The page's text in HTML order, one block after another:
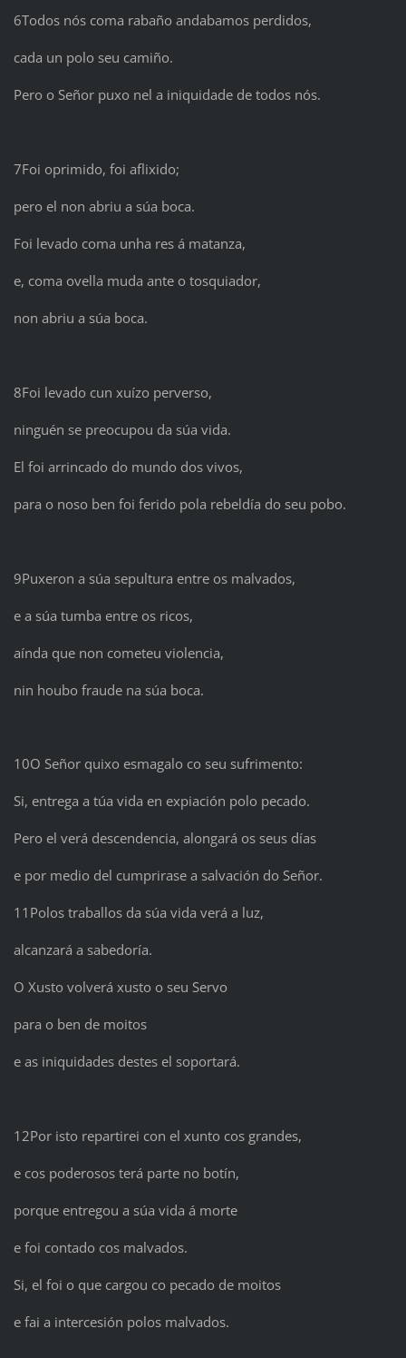
6Todos nós coma rabaño andabamos perdidos,
cada un polo seu camiño.
Pero o Señor puxo nel a iniquidade de todos nós.
7Foi oprimido, foi aflixido;
pero el non abriu a súa boca.
Foi levado coma unha res á matanza,
e, coma ovella muda ante o tosquiador,
non abriu a súa boca.
8Foi levado cun xuízo perverso,
ninguén se preocupou da súa vida.
El foi arrincado do mundo dos vivos,
para o noso ben foi ferido pola rebeldía do seu pobo.
9Puxeron a súa sepultura entre os malvados,
e a súa tumba entre os ricos,
aínda que non cometeu violencia,
nin houbo fraude na súa boca.
10O Señor quixo esmagalo co seu sufrimento:
Si, entrega a túa vida en expiación polo pecado.
Pero el verá descendencia, alongará os seus días
e por medio del cumprirase a salvación do Señor.
11Polos traballos da súa vida verá a luz,
alcanzará a sabedoría.
O Xusto volverá xusto o seu Servo
para o ben de moitos
e as iniquidades destes el soportará.
12Por isto repartirei con el xunto cos grandes,
e cos poderosos terá parte no botín,
porque entregou a súa vida á morte
e foi contado cos malvados.
Si, el foi o que cargou co pecado de moitos
e fai a intercesión polos malvados.